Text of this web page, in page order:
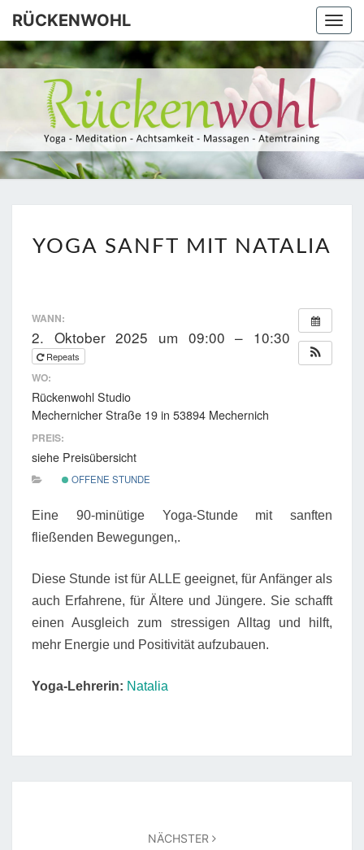
Skip
content
RÜCKENWOHL
Yoga –
Atemtraining
– Massage
SANFT
YOGA SANFT MIT NATALIA
WANN:
2. Oktober 2025 um 09:00 – 10:30
Repeats
WO:
Rückenwohl Studio
Mechernicher Straße 19 in 53894 Mechernich
PREIS:
siehe Preisübersicht
OFFENE STUNDE
Eine 90-minütige Yoga-Stunde mit sanften
fließenden Bewegungen,.
Diese Stunde ist für ALLE geeignet, für Anfänger als
auch Erfahrene, für Ältere und Jüngere. Sie schafft
einen Ausgleich zum stressigen Alltag und hilft,
mehr Energie und Positivität aufzubauen.
Yoga-Lehrerin: Natalia
NÄCHSTER